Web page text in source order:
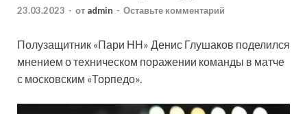
23.03.2023 - от admin - Оставьте комментарий
Полузащитник «Пари НН» Денис Глушаков поделился
мнением о техническом поражении команды в матче
с московским «Торпедо».